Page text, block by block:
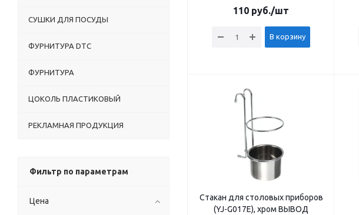
110 руб./шт
В корзину
Стакан для столовых приборов
(YJ-G017E), хром ВЫВОД
СУШКИ ДЛЯ ПОСУДЫ
ФУРНИТУРА DTC
ФУРНИТУРА
ЦОКОЛЬ ПЛАСТИКОВЫЙ
РЕКЛАМНАЯ ПРОДУКЦИЯ
Фильтр по параметрам
Цена